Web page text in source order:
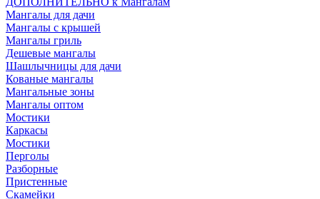
Мангалы для дачи
Мангалы с крышей
Мангалы гриль
Дешевые мангалы
Шашлычницы для дачи
Кованые мангалы
Мангальные зоны
Мангалы оптом
Мостики
Каркасы
Мостики
Перголы
Разборные
Пристенные
Скамейки